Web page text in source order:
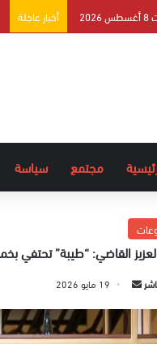
أخبار عاجلة
مجتمع سياسة
القاضي: “طيبة” تحتفي
س
19 مايو 2026